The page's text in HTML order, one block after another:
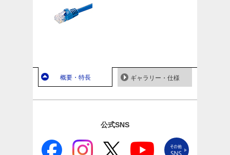
概要・特長 ギャラリー・仕様
公式SNS